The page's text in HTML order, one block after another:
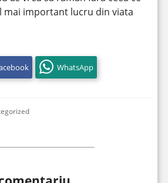
mai important lucru din viata
WhatsApp